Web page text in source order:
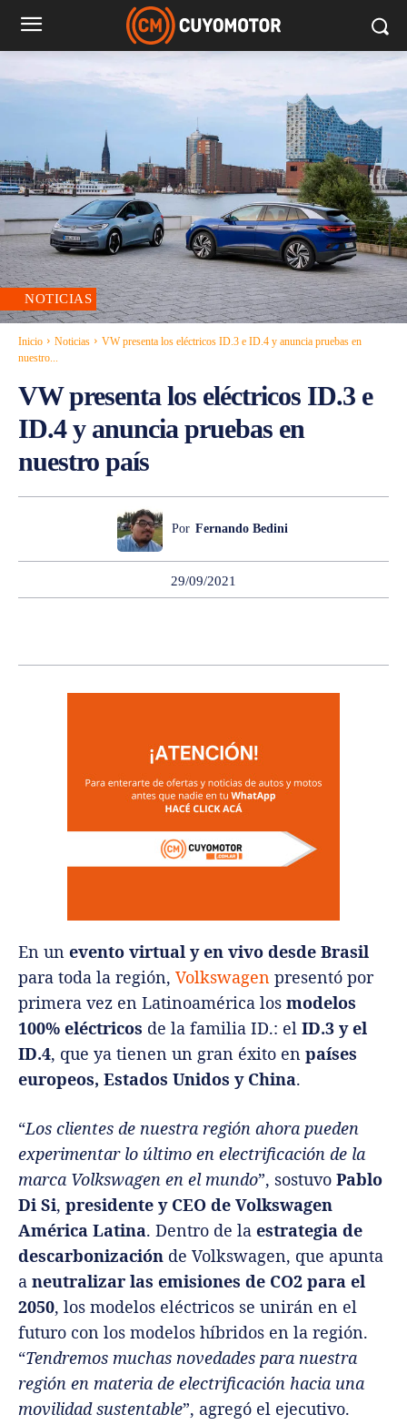
NOTICIAS
Inicio Noticias
VW presenta los eléctricos ID.3 e ID.4 y anuncia pruebas en
nuestro...
VW presenta los eléctricos ID.3 e
ID.4 y anuncia pruebas en
nuestro país
Por Fernando Bedini
29/09/2021
En un evento virtual y en vivo desde Brasil
para toda la región, Volkswagen presentó por
primera vez en Latinoamérica los modelos
100% eléctricos de la familia ID.: el ID.3 y el
ID.4, que ya tienen un gran éxito en países
europeos, Estados Unidos y China.
“Los clientes de nuestra región ahora pueden
experimentar lo último en electrificación de la
marca Volkswagen en el mundo”, sostuvo Pablo
Di Si, presidente y CEO de Volkswagen
América Latina. Dentro de la estrategia de
descarbonización de Volkswagen, que apunta
a neutralizar las emisiones de CO2 para el
2050, los modelos eléctricos se unirán en el
futuro con los modelos híbridos en la región.
“Tendremos muchas novedades para nuestra
región en materia de electrificación hacia una
movilidad sustentable”, agregó el ejecutivo.